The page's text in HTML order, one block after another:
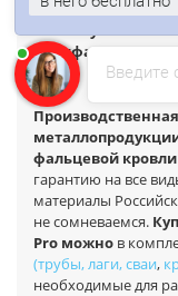
Только у нас Вы
Кликфальц Pro
фальцевой
гарантию на все
материалы
не сомневаемся.
Pro можно в
(трубы, лаги, сваи,
необходимые для
Введите
Аннапечатает...